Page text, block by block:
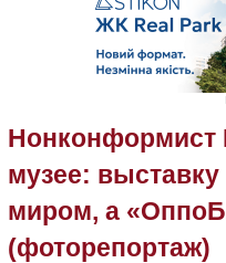
Нонконформист
музее:
миром, а
(фоторепортаж)